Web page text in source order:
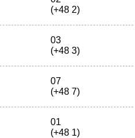
(+48 2)
03
(+48 3)
07
(+48 7)
01
(+48 1)